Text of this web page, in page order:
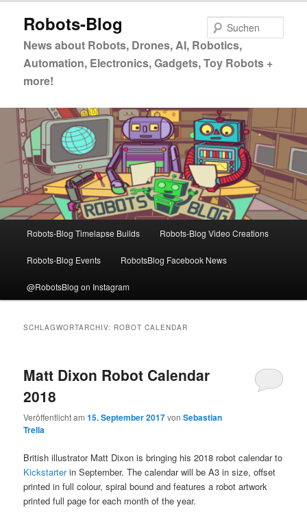
primären
springen
sekundären
springen
Robots-Blog
News about Robots, Drones, AI, Robotics,
Automation, Electronics, Gadgets, Toy Robots +
more!
Robots-Blog Timelapse Builds Robots-Blog Video Creations
Robots-Blog Events RobotsBlog Facebook News
@RobotsBlog on Instagram
SCHLAGWORTARCHIV: ROBOT CALENDAR
Matt Dixon Robot Calendar
2018
Veröffentlicht am15. September 2017vonSebastian
Trella
British illustrator Matt Dixon is bringing his 2018 robot calendar to
Kickstarterin September. The calendar will be A3 in size, offset
printed in full colour, spiral bound and features a robot artwork
printed full page for each month of the year.